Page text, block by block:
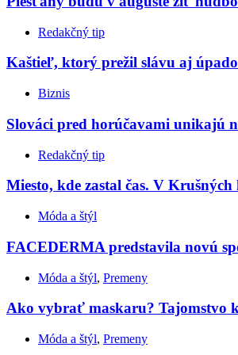
Redakčný tip
Kaštieľ, ktorý prežil slávu aj
Biznis
Slováci pred horúčavami unikajú
Redakčný tip
Miesto, kde zastal čas. V
Móda a štýl
FACEDERMA predstavila novú
Móda a štýl, Premeny
Ako vybrať maskaru? Tajomstvo
Móda a štýl, Premeny